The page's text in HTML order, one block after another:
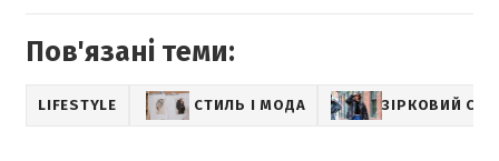
Пов'язані теми:
LIFESTYLE СТИЛЬ І МОДА ЗІРКОВИЙ